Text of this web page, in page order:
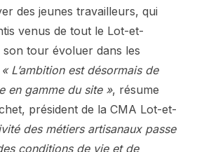
des jeunes travailleurs, qui
venus de tout le Lot-et-
tour évoluer dans les
« L’ambition est désormais de
en gamme du site », résume
président de la CMA Lot-et-
des métiers artisanaux passe
conditions de vie et de